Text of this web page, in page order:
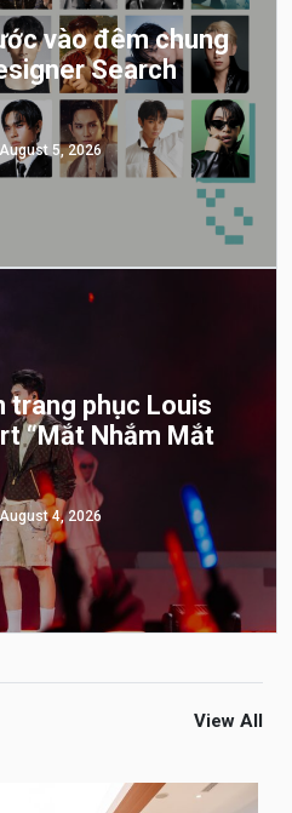
vào đêm chung
Search
August 5, 2026
trang phục Louis
“Mắt Nhắm Mắt
4, 2026
View All